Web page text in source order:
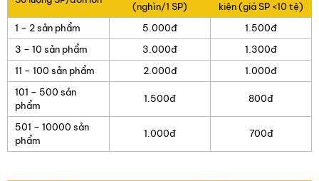
(nghìn/1 SP)
kiện (giá SP <10 tệ)
1 – 2 sản phẩm
5.000đ
1.500đ
3 – 10 sản phẩm
3.000đ
1.300đ
11 – 100 sản phẩm
2.000đ
1.000đ
101 – 500 sản
phẩm
1.500đ 800đ
501 – 10000 sản
phẩm
1.000đ 700đ